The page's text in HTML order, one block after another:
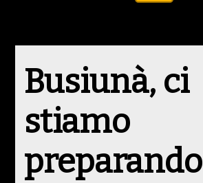
Busiunà, ci
stiamo
preparando